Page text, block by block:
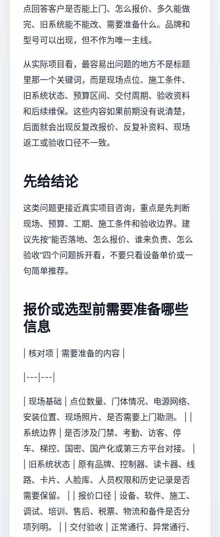
点回答客户是否能上门、怎么报价、多久能做
完、旧系统能不能改、需要准备什么。品牌和
型号可以出现，但不作为唯一主线。
从实际项目看，最容易出问题的地方不是标题
里那一个关键词，而是现场点位、施工条件、
旧系统状态、预算区间、交付周期、验收资料
和后续维保。这些内容如果前期没有说清楚，
后面就会出现反复改报价、反复补资料、现场
返工或验收口径不一致。
先给结论
这类问题更接近真实项目咨询，重点是先判断
现场、预算、工期、施工条件和验收边界。建
议先按“能否落地、怎么报价、谁来负责、怎么
验收”四个问题拆开看，不要只看设备单价或一
句简单推荐。
报价或选型前需要准备哪些
信息
| 核对项 | 需要准备的内容 |
|---|---|
| 现场基础 | 点位数量、门体情况、电源网络、
安装位置、现场照片、是否需要上门勘测。 | |
系统边界 | 是否涉及门禁、考勤、访客、停
车、梯控、国密、国产化或第三方平台对接。 |
| 旧系统状态 | 原有品牌、控制器、读卡器、线
路、卡片、人脸库、人员权限和历史记录是否
需要保留。 | | 报价口径 | 设备、软件、施工、
调试、培训、售后、税票、物流和备件是否分
项列明。 | | 交付验收 | 正常通行、异常通行、